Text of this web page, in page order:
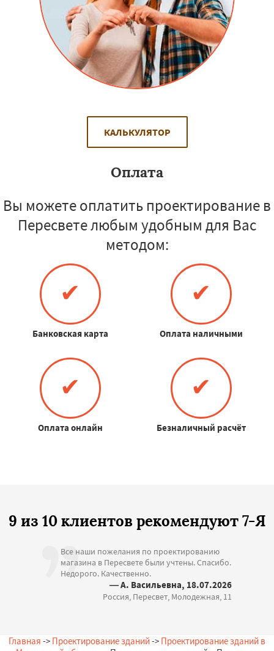
КАЛЬКУЛЯТОР
Оплата
Вы можете оплатить проектирование в
Пересвете любым удобным для Вас
методом:
✔
Банковская карта
✔
Оплата наличными
✔
Оплата онлайн
✔
Безналичный расчёт
9 из 10 клиентов рекомендуют 7-Я
Все наши пожелания по проектированию
магазина в Пересвете были учтены. Спасибо.
Недорого. Качественно.
— А. Васильевна, 18.07.2026
Россия, Пересвет, Молодежная, 11
Главная -> Проектирование зданий-> Проектирование зданий в